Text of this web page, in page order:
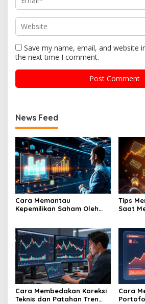
Save my name, email, and website
the next time I comment.
News Feed
Cara Memantau
Kepemilikan Saham Oleh
Perusahaan
Tips
Saat
Cara Membedakan Koreksi
Teknis dan Patahan Tren
Cara